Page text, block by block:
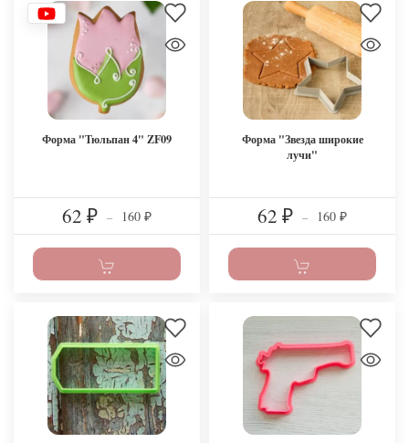
Форма "Тюльпан 4" ZF09
62 ₽ – 160 ₽
Форма "Звезда широкие
лучи"
62 ₽ – 160 ₽